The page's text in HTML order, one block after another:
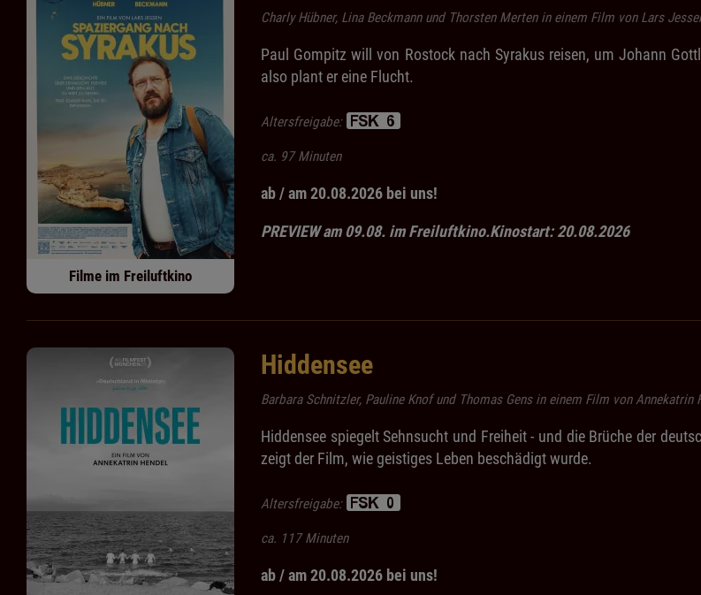
Filme im Freiluftkino
Charly Hübner, Lina Beckmann und Thorsten Merten in einem Film von Lars
Paul Gompitz will von Rostock nach Syrakus reisen, um Johann
also plant er eine Flucht.
Altersfreigabe:
ca. 97 Minuten
ab / am 20.08.2026 bei uns!
PREVIEW am 09.08. im Freiluftkino.Kinostart: 20.08.2026
Hiddensee
Barbara Schnitzler, Pauline Knof und Thomas Gens in einem Film von Annekatrin
Hiddensee spiegelt Sehnsucht und Freiheit - und die Brüche der
zeigt der Film, wie geistiges Leben beschädigt wurde.
Altersfreigabe:
ca. 117 Minuten
ab / am 20.08.2026 bei uns!